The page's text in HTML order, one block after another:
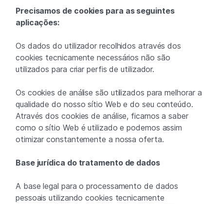
Precisamos de cookies para as seguintes
aplicações:
Os dados do utilizador recolhidos através dos
cookies tecnicamente necessários não são
utilizados para criar perfis de utilizador.
Os cookies de análise são utilizados para melhorar a
qualidade do nosso sítio Web e do seu conteúdo.
Através dos cookies de análise, ficamos a saber
como o sítio Web é utilizado e podemos assim
otimizar constantemente a nossa oferta.
Base jurídica do tratamento de dados
A base legal para o processamento de dados
pessoais utilizando cookies tecnicamente